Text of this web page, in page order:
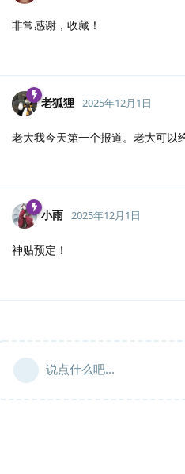
非常感谢，收藏！
老狐狸 2025年12月1日
老大我今天第一个报道。老大可以
小雨 2025年12月1日
神贴预定！
说点什么吧...